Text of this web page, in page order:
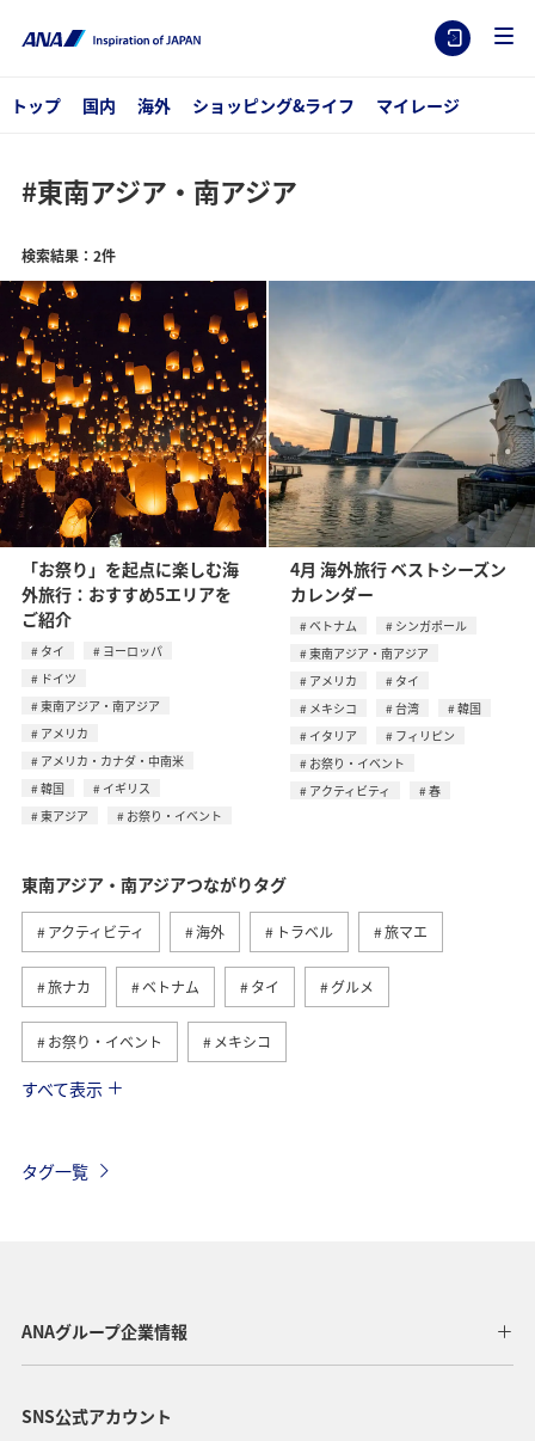
トップ 国内 海外 ショッピング&ライフ マイレージ
#東南アジア・南アジア
検索結果：2件
「お祭り」を起点に楽しむ海
外旅行：おすすめ5エリアを
ご紹介
タイ
ヨーロッパ
ドイツ
東南アジア・南アジア
アメリカ
アメリカ・カナダ・中南米
韓国
イギリス
東アジア
お祭り・イベント
4月 海外旅行 ベストシーズン
カレンダー
ベトナム
シンガポール
東南アジア・南アジア
アメリカ
タイ
メキシコ
台湾
韓国
イタリア
フィリピン
お祭り・イベント
アクティビティ
春
東南アジア・南アジアつながりタグ
アクティビティ 海外 トラベル 旅マエ
旅ナカ ベトナム タイ グルメ
お祭り・イベント メキシコ
フィリピン
ハノイ スウェーデン クアラルンプール
ホーチミン
すべて表示
タグ一覧
ANAグループ企業情報
SNS公式アカウント